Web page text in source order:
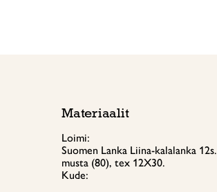
Materiaalit
Loimi:
Suomen Lanka Liina-kalalanka 12s.
musta (80), tex 12X30.
Kude: